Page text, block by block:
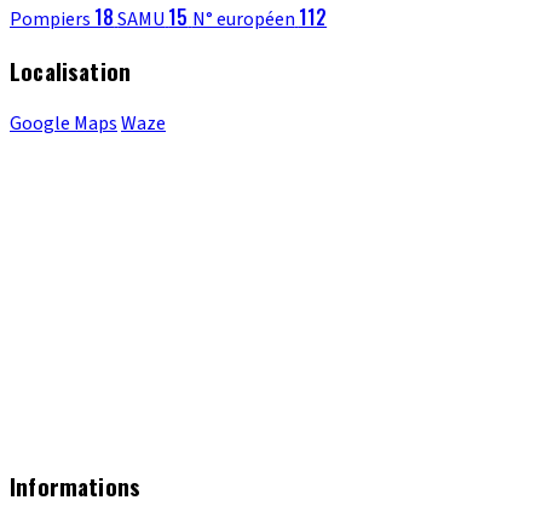
Pompiers 18SAMU 15 N° européen 112
Localisation
Google MapsWaze
Informations